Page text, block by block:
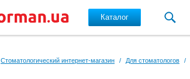
Каталог
Стоматологический интернет-магазин / Для стоматологов /